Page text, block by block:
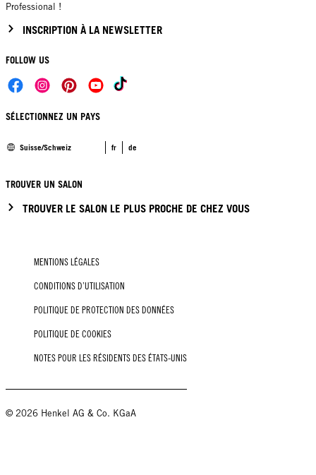
Professional !
INSCRIPTION À LA NEWSLETTER
FOLLOW US
SÉLECTIONNEZ UN PAYS
Suisse/Schweiz fr de
TROUVER UN SALON
TROUVER LE SALON LE PLUS PROCHE DE CHEZ VOUS
MENTIONS LÉGALES
CONDITIONS D’UTILISATION
POLITIQUE DE PROTECTION DES DONNÉES
POLITIQUE DE COOKIES
NOTES POUR LES RÉSIDENTS DES ÉTATS-UNIS
© 2026 Henkel AG & Co. KGaA